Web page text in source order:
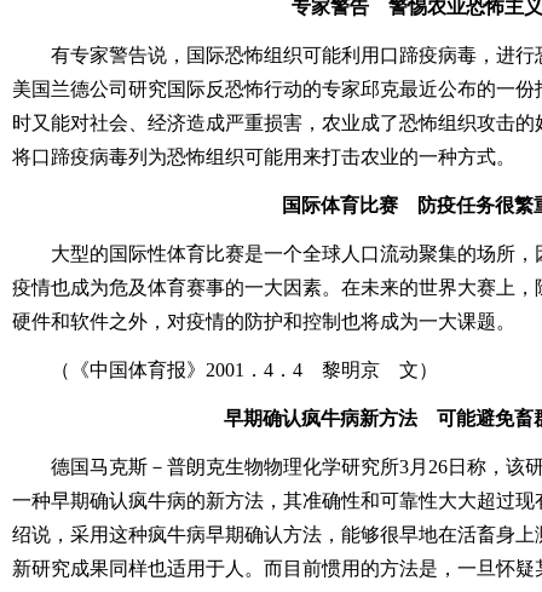
专家警告 警惕农业恐怖主义
有专家警告说，国际恐怖组织可能利用口蹄疫病毒，进
美国兰德公司研究国际反恐怖行动的专家邱克最近公布的一
时又能对社会、经济造成严重损害，农业成了恐怖组织攻击
将口蹄疫病毒列为恐怖组织可能用来打击农业的一种方式。
国际体育比赛 防疫任务很繁
大型的国际性体育比赛是一个全球人口流动聚集的场所
疫情也成为危及体育赛事的一大因素。在未来的世界大赛上
硬件和软件之外，对疫情的防护和控制也将成为一大课题。
（《中国体育报》2001．4．4 黎明京 文）
早期确认疯牛病新方法 可能避免畜
德国马克斯－普朗克生物物理化学研究所3月26日称，该
一种早期确认疯牛病的新方法，其准确性和可靠性大大超过
绍说，采用这种疯牛病早期确认方法，能够很早地在活畜身
新研究成果同样也适用于人。而目前惯用的方法是，一旦怀